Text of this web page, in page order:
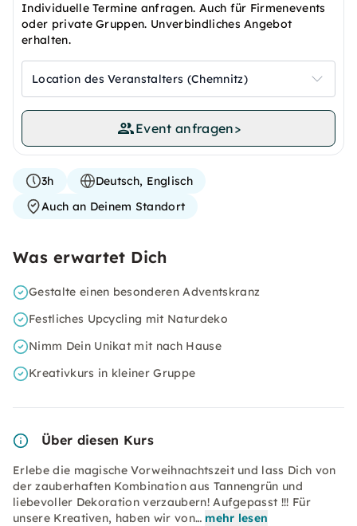
Individuelle Termine anfragen. Auch für Firmenevents
oder private Gruppen. Unverbindliches Angebot
erhalten.
Location des Veranstalters (Chemnitz)
Event anfragen>
3h
Deutsch, Englisch
Auch an Deinem Standort
Was erwartet Dich
Gestalte einen besonderen Adventskranz
Festliches Upcycling mit Naturdeko
Nimm Dein Unikat mit nach Hause
Kreativkurs in kleiner Gruppe
Über diesen Kurs
Erlebe die magische Vorweihnachtszeit und lass Dich von
der zauberhaften Kombination aus Tannengrün und
liebevoller Dekoration verzaubern! Aufgepasst !!! Für
unsere Kreativen, haben wir von… mehr lesen